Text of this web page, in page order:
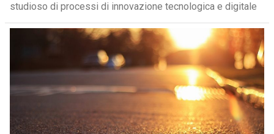
studioso di processi di innovazione tecnologica e digitale